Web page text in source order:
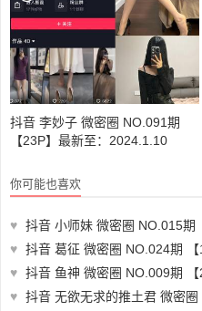
抖音 李妙子 微密圈 NO.091期
【23P】最新至：2024.1.10
你可能也喜欢
♥ 抖音 小师妹 微密圈 NO.015期
♥ 抖音 葛征 微密圈 NO.024期 【
♥ 抖音 鱼神 微密圈 NO.009期 【
♥ 抖音 无欲无求的推土君 微密圈